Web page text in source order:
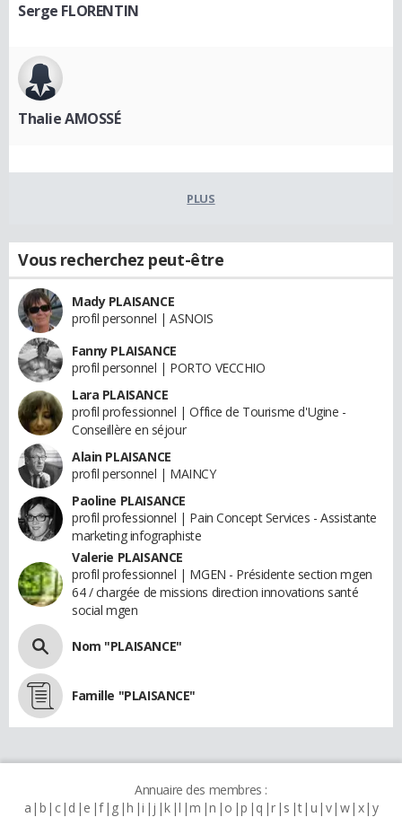
Serge FLORENTIN
Thalie AMOSSÉ
PLUS
Vous recherchez peut-être
Mady PLAISANCE
profil personnel | ASNOIS
Fanny PLAISANCE
profil personnel | PORTO VECCHIO
Lara PLAISANCE
profil professionnel | Office de Tourisme d'Ugine -
Conseillère en séjour
Alain PLAISANCE
profil personnel | MAINCY
Paoline PLAISANCE
profil professionnel | Pain Concept Services - Assistante
marketing infographiste
Valerie PLAISANCE
profil professionnel | MGEN - Présidente section mgen
64 / chargée de missions direction innovations santé
social mgen
Nom "PLAISANCE"
Famille "PLAISANCE"
Annuaire des membres :
a b c d e f g h i j k l m n o p q r s t u v w x y